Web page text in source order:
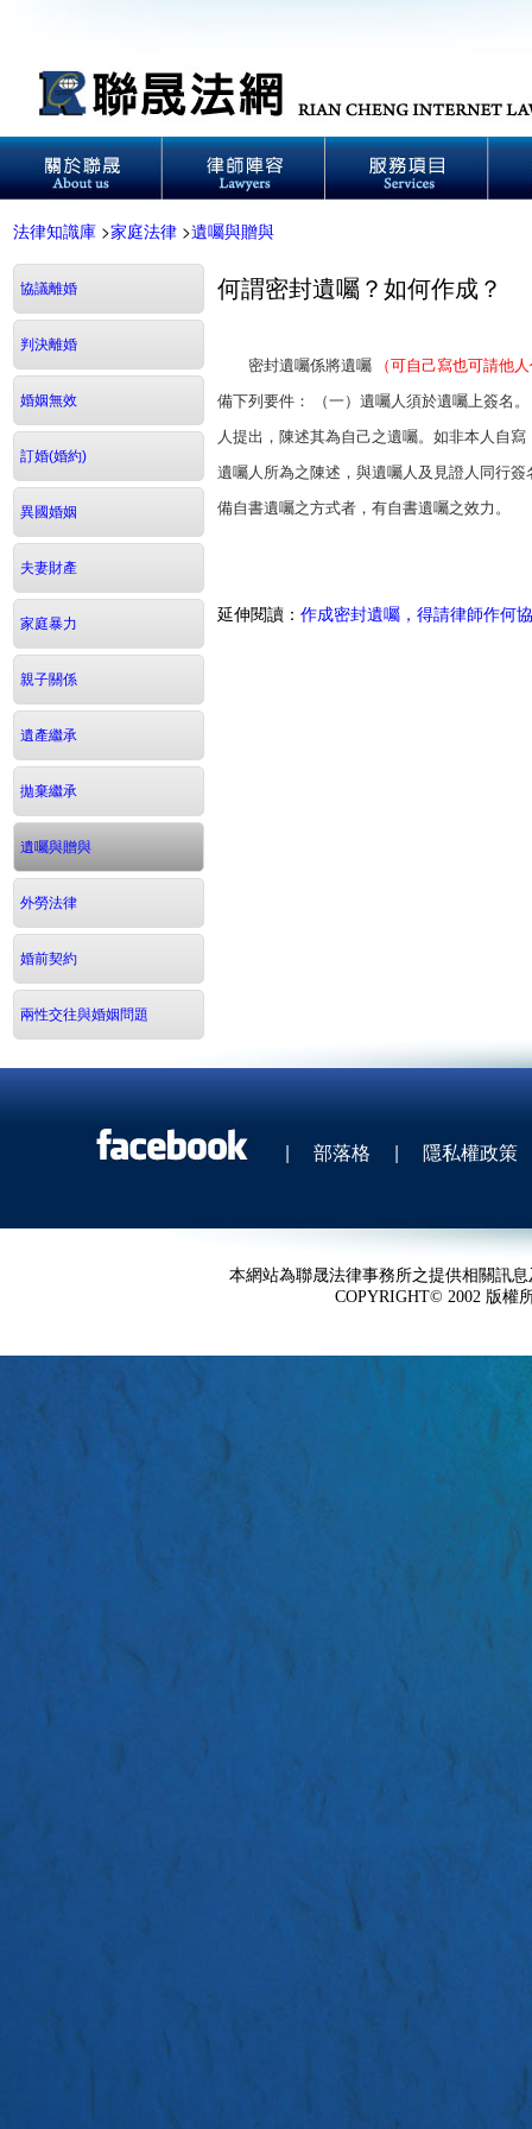
法律知識庫 >家庭法律 >遺囑與贈與
協議離婚
判決離婚
婚姻無效
訂婚(婚約)
異國婚姻
夫妻財產
家庭暴力
親子關係
遺產繼承
拋棄繼承
遺囑與贈與
外勞法律
婚前契約
兩性交往與婚姻問題
何謂密封遺囑？如何作成？
密封遺囑係將遺囑 （可自己寫也可請他
備下列要件： （一）遺囑人須於遺囑上簽名
人提出，陳述其為自己之遺囑。如非本人自
遺囑人所為之陳述，與遺囑人及見證人同行簽
備自書遺囑之方式者，有自書遺囑之效力。
延伸閱讀： 作成密封遺囑，得請律師作何
| 部落格 | 隱私權政策
本網站為聯晟法律事務所之提供相關訊
COPYRIGHT© 2002 版權